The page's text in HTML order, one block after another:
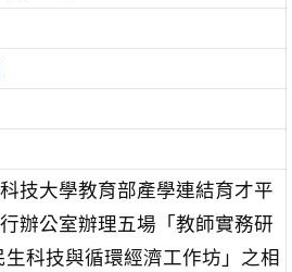
技大學教育部產學連結育才平
辦公室辦理五場「教師實務研
生科技與循環經濟工作坊」之相